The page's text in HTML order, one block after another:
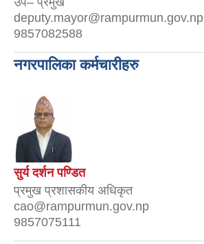
deputy.mayor@rampurmun.gov.np
9857082588
नगरपालिका कर्मचारीहरु
सुर्य दर्शन पण्डित
प्रमुख प्रशासकीय अधिकृत
cao@rampurmun.gov.np
9857075111